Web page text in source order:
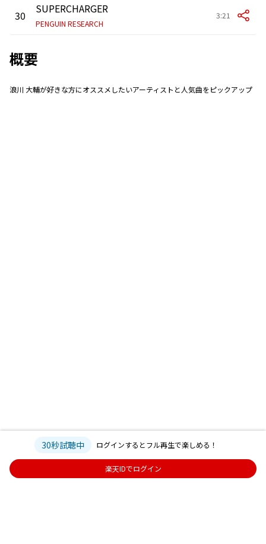
30 SUPERCHARGER
PENGUIN RESEARCH
3:21
概要
浪川 大輔が好きな方にオススメしたいアーティストと人気曲をピックアップ
30秒試聴中 ログインするとフル再生で楽しめる！
楽天IDでログイン